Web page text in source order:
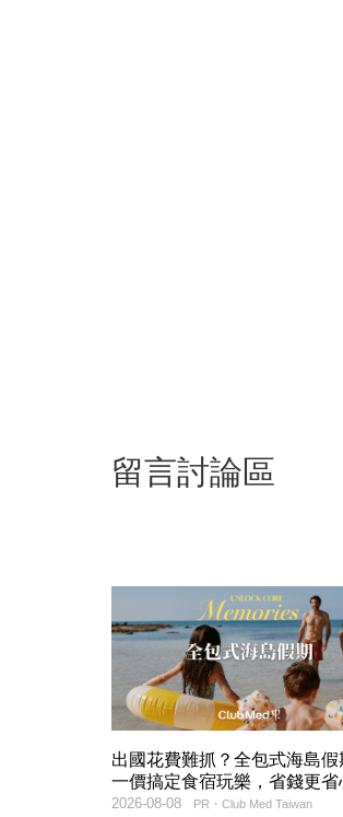
留言討論區
出國花費難抓？全包式海島假
一價搞定食宿玩樂，省錢更省
PR・Club Med Taiwan
2026-08-08